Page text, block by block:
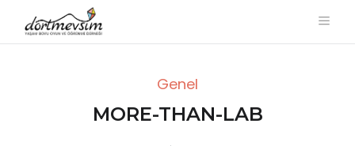
Genel
MORE-THAN-LAB